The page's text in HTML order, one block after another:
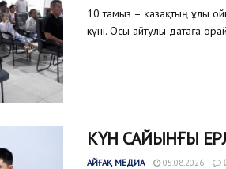
10 тамыз – қазақтың ұлы
күні. Осы айтулы датаға
КҮН САЙЫНҒЫ
АЙҒАҚ МЕДИА 05.08.2026